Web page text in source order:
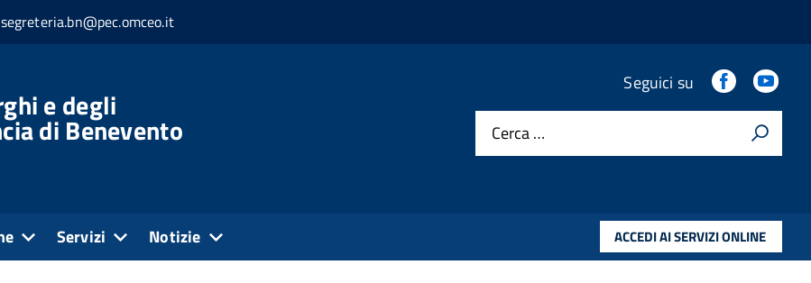
segreteria.bn@pec.omceo.it
e degli
di Benevento
Seguici su
Cerca …
Servizi Notizie ACCEDI AI SERVIZI ONLINE